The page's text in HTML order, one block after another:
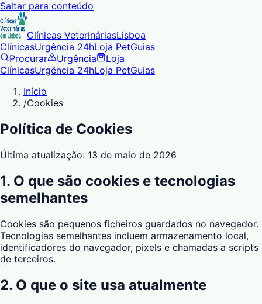
Saltar para conteúdo
Clínicas VeterináriasLisboa
ClínicasUrgência 24hLoja PetGuias
Procurar
Urgência
Loja
ClínicasUrgência 24hLoja PetGuias
Início
/Cookies
Política de Cookies
Última atualização: 13 de maio de 2026
1. O que são cookies e tecnologias
semelhantes
Cookies são pequenos ficheiros guardados no navegador.
Tecnologias semelhantes incluem armazenamento local,
identificadores do navegador, pixels e chamadas a scripts
de terceiros.
2. O que o site usa atualmente